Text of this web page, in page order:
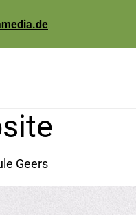
Geers